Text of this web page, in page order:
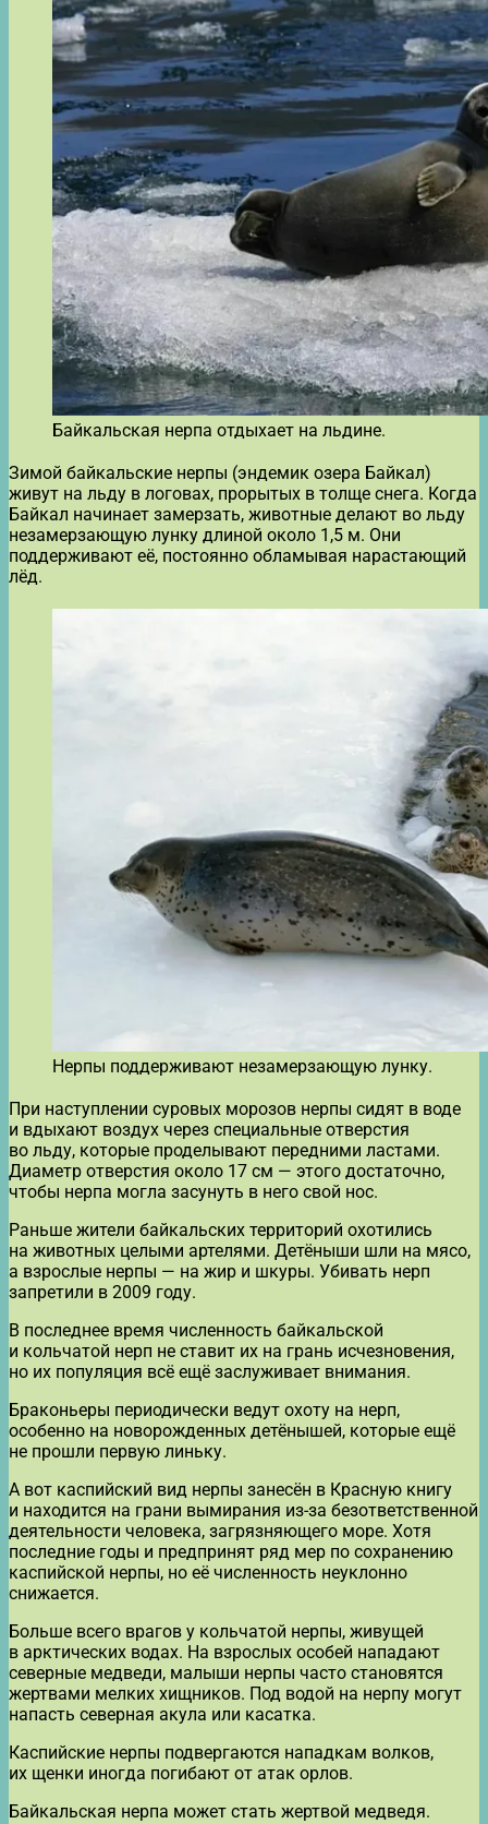
Байкальская нерпа отдыхает на льдине.
Зимой байкальские нерпы (эндемик озера Байкал)
живут на льду в логовах, прорытых в толще снега. Когда
Байкал начинает замерзать, животные делают во льду
незамерзающую лунку длиной около 1,5 м. Они
поддерживают её, постоянно обламывая нарастающий
лёд.
Нерпы поддерживают незамерзающую лунку.
При наступлении суровых морозов нерпы сидят в воде
и вдыхают воздух через специальные отверстия
во льду, которые проделывают передними ластами.
Диаметр отверстия около 17 см — этого достаточно,
чтобы нерпа могла засунуть в него свой нос.
Раньше жители байкальских территорий охотились
на животных целыми артелями. Детёныши шли на мясо,
а взрослые нерпы — на жир и шкуры. Убивать нерп
запретили в 2009 году.
В последнее время численность байкальской
и кольчатой нерп не ставит их на грань исчезновения,
но их популяция всё ещё заслуживает внимания.
Браконьеры периодически ведут охоту на нерп,
особенно на новорожденных детёнышей, которые ещё
не прошли первую линьку.
А вот каспийский вид нерпы занесён в Красную книгу
и находится на грани вымирания из-за безответственной
деятельности человека, загрязняющего море. Хотя
последние годы и предпринят ряд мер по сохранению
каспийской нерпы, но её численность неуклонно
снижается.
Больше всего врагов у кольчатой нерпы, живущей
в арктических водах. На взрослых особей нападают
северные медведи, малыши нерпы часто становятся
жертвами мелких хищников. Под водой на нерпу могут
напасть северная акула или касатка.
Каспийские нерпы подвергаются нападкам волков,
их щенки иногда погибают от атак орлов.
Байкальская нерпа может стать жертвой медведя.